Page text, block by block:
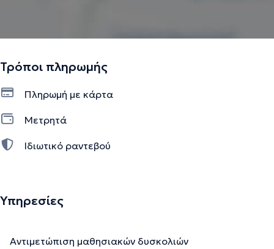
Τρόποι πληρωμής
Πληρωμή με κάρτα
Μετρητά
Ιδιωτικό ραντεβού
Υπηρεσίες
Αντιμετώπιση μαθησιακών δυσκολιών